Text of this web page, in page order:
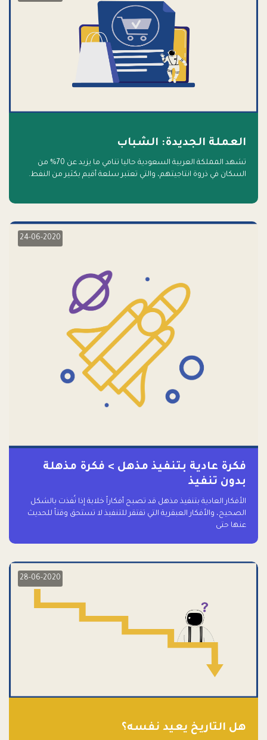
العملة الجديدة: الشباب
تشهد المملكة العربية السعودية حاليا تنامي ما يزيد عن 70% من
السكان في ذروة انتاجيتهم، والتي تعتبر سلعة أقيم بكثير من النفط.
24-06-2020
فكرة عادية بتنفيذ مذهل > فكرة مذهلة
بدون تنفيذ
الأفكار العادية بتنفيذ مذهل قد تصبح أفكاراً خلابة إذا نُفذت بالشكل
الصحيح، والأفكار العبقرية التي تفتقر للتنفيذ لا تستحق وقتاً للحديث
عنها حتى
28-06-2020
هل التاريخ يعيد نفسه؟